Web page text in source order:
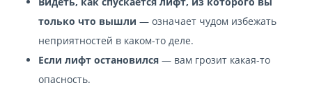
только что вышли — означает чудом избежать
неприятностей в каком-то деле.
Если лифт остановился — вам грозит какая-то
опасность.